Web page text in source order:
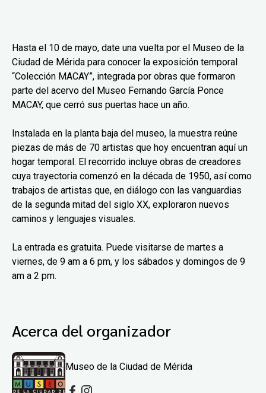
Hasta el 10 de mayo, date una vuelta por el Museo de la
Ciudad de Mérida para conocer la exposición temporal
“Colección MACAY”, integrada por obras que formaron
parte del acervo del Museo Fernando García Ponce
MACAY, que cerró sus puertas hace un año.
Instalada en la planta baja del museo, la muestra reúne
piezas de más de 70 artistas que hoy encuentran aquí un
hogar temporal. El recorrido incluye obras de creadores
cuya trayectoria comenzó en la década de 1950, así como
trabajos de artistas que, en diálogo con las vanguardias
de la segunda mitad del siglo XX, exploraron nuevos
caminos y lenguajes visuales.
La entrada es gratuita. Puede visitarse de martes a
viernes, de 9 am a 6 pm, y los sábados y domingos de 9
am a 2 pm.
Acerca del organizador
Museo de la Ciudad de Mérida